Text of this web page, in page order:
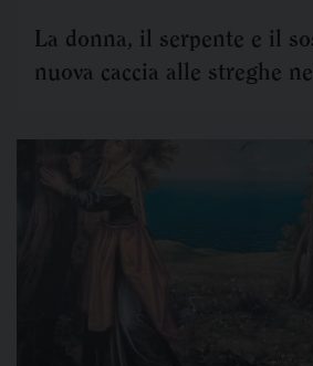
La donna, il serpente e il
nuova caccia alle streghe